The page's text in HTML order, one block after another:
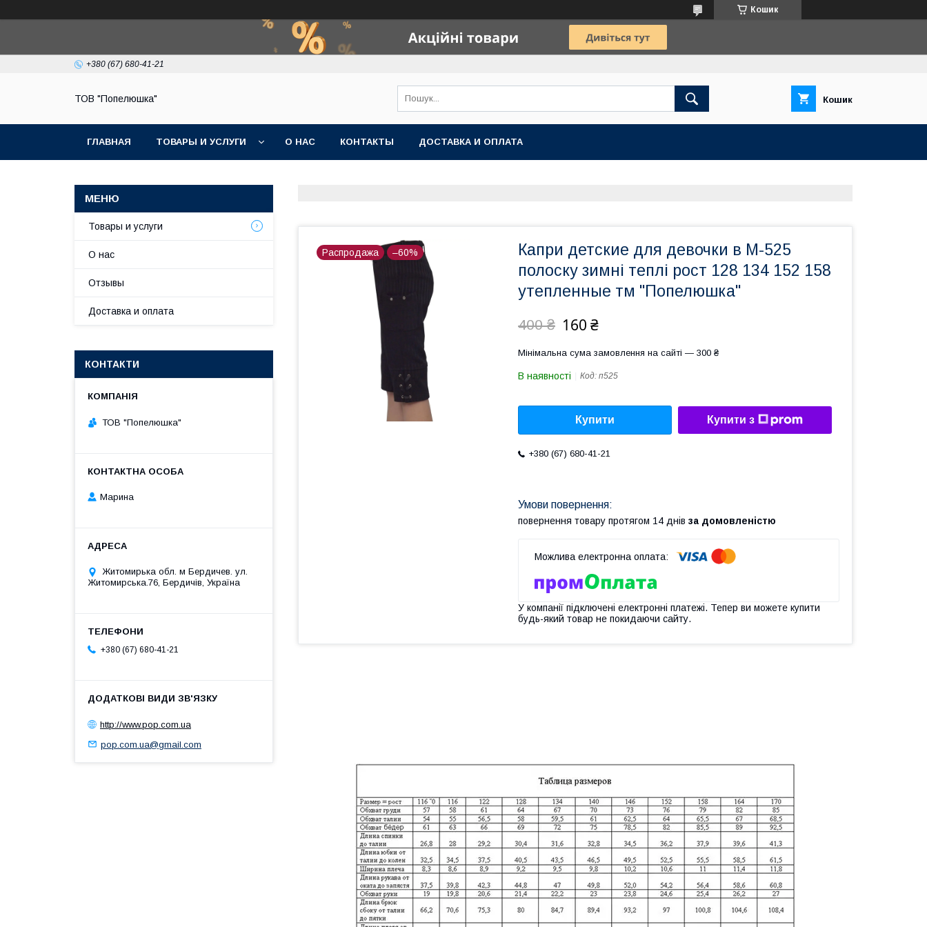
Кошик
+380 (67) 680-41-21
ТОВ "Попелюшка" Кошик
ГЛАВНАЯ ТОВАРЫ И УСЛУГИ О НАС КОНТАКТЫ ДОСТАВКА И ОПЛАТА
Распродажа –60%
Капри детские для девочки в М-525
полоску зимні теплі рост 128 134 152 158
утепленные тм "Попелюшка"
400 ₴ 160 ₴
Мінімальна сума замовлення на сайті — 300 ₴
В наявності Код: п525
Купити Купити з
+380 (67) 680-41-21
повернення товару протягом 14 днів за домовленістю
У компанії підключені електронні платежі. Тепер ви можете купити
будь-який товар не покидаючи сайту.
Товары и услуги
О нас
Отзывы
Доставка и оплата
КОНТАКТИ
ТОВ "Попелюшка"
Марина
Житомирька обл. м Бердичев. ул.
Житомирська.76, Бердичів, Україна
+380 (67) 680-41-21
http://www.pop.com.ua
pop.com.ua@gmail.com